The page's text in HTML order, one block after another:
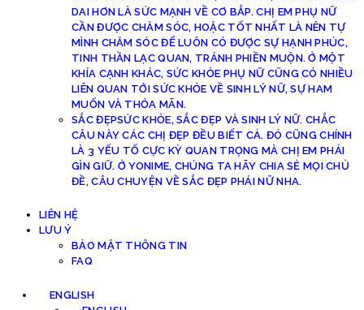
DAI HƠN LÀ SỨC MẠNH VỀ CƠ BẮP. CHỊ EM PHỤ NỮ
CẦN ĐƯỢC CHĂM SÓC, HOẶC TỐT NHẤT LÀ NÊN TỰ
MÌNH CHĂM SÓC ĐỂ LUÔN CÓ ĐƯỢC SỰ HẠNH PHÚC,
TINH THẦN LẠC QUAN, TRÁNH PHIỀN MUỘN. Ở MỘT
KHÍA CẠNH KHÁC, SỨC KHỎE PHỤ NỮ CŨNG CÓ NHIỀU
LIÊN QUAN TỚI SỨC KHỎE VỀ SINH LÝ NỮ, SỰ HAM
MUỐN VÀ THỎA MÃN.
SẮC ĐẸPSỨC KHỎE, SẮC ĐẸP VÀ SINH LÝ NỮ. CHẮC
CÂU NÀY CÁC CHỊ ĐẸP ĐỀU BIẾT CẢ. ĐÓ CŨNG CHÍNH
LÀ 3 YẾU TỐ CỰC KỲ QUAN TRỌNG MÀ CHỊ EM PHẢI
GÌN GIỮ. Ở YONIME, CHÚNG TA HÃY CHIA SẺ MỌI CHỦ
ĐỀ, CÂU CHUYỆN VỀ SẮC ĐẸP PHÁI NỮ NHA.
LIÊN HỆ
LƯU Ý
BẢO MẬT THÔNG TIN
FAQ
ENGLISH